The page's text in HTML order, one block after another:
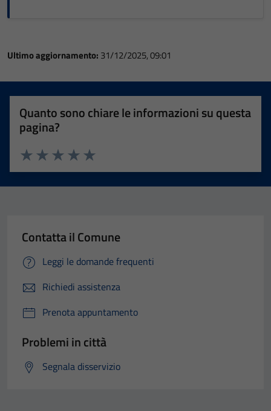
Ultimo aggiornamento: 31/12/2025, 09:01
Quanto sono chiare le informazioni su questa
pagina?
Valuta 5 stelle su 5
Valuta 4 stelle su 5
Valuta 3 stelle su 5
Valuta 2 stelle su 5
Valuta 1 stelle su 5
Contatta il Comune
Leggi le domande frequenti
Richiedi assistenza
Prenota appuntamento
Problemi in città
Segnala disservizio